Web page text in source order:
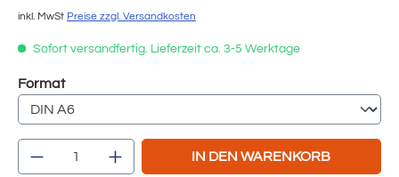
inkl. MwSt Preise zzgl. Versandkosten
Sofort versandfertig. Lieferzeit ca. 3-5 Werktage
Formatauswählen
Produkt Anzahl: Gib den gewünschten
IN DEN WARENKORB